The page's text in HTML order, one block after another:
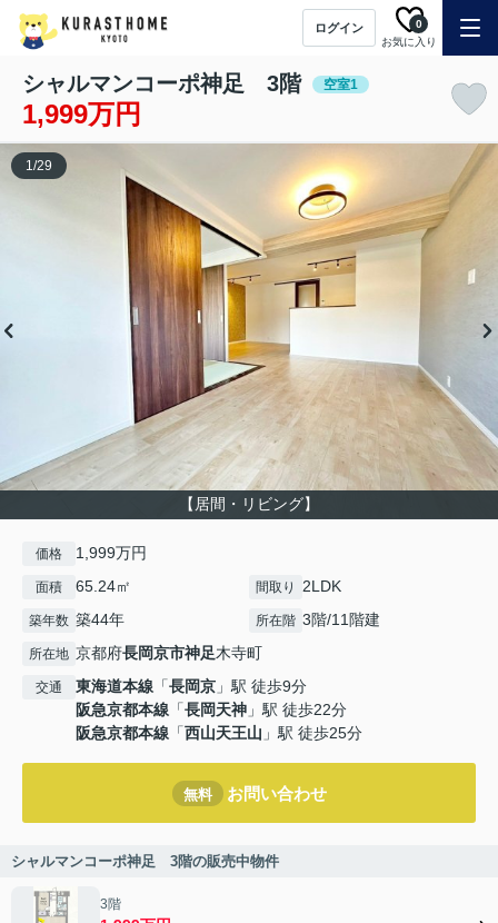
ログイン
お気に入り
0
シャルマンコーポ神足 3階 空室1
1,999万円
【居間・リビング】
1/29
価格 1,999万円
面積 65.24㎡ 間取り 2LDK
築年数 築44年 所在階 3階/11階建
所在地 京都府長岡京市神足木寺町
交通 東海道本線 「長岡京 」駅 徒歩9分
阪急京都本線 「長岡天神 」駅 徒歩22分
阪急京都本線 「西山天王山 」駅 徒歩25分
無料 お問い合わせ
シャルマンコーポ神足 3階の販売中物件
3階